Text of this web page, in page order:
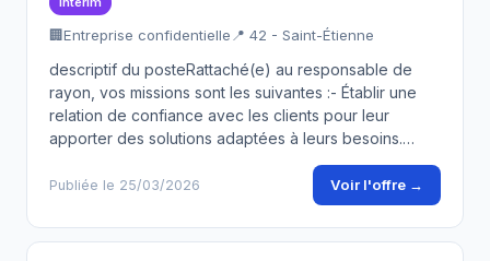
🏢Entreprise confidentielle 📍 42 - Saint-Étienne
descriptif du posteRattaché(e) au responsable de
rayon, vos missions sont les suivantes :- Établir une
relation de confiance avec les clients pour leur
apporter des solutions adaptées à leurs besoins.…
Publiée le 25/03/2026 Voir l'offre →